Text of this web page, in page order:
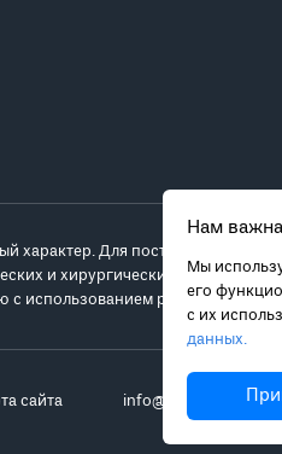
Нам
Мы
его
с их
данных.
Для постановки
и хирургических вариантах
использованием робота da Vinci.
сайта info@robot-